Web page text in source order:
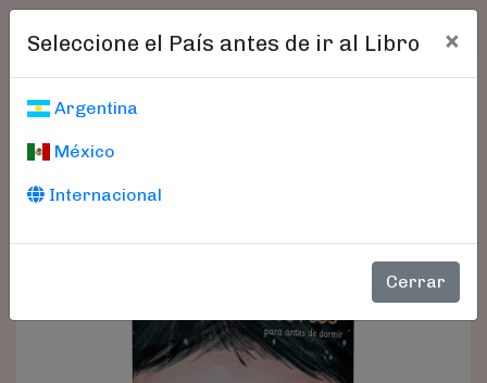
Seleccione el País antes de ir al Libro ×
Argentina
México
Internacional
Cerrar